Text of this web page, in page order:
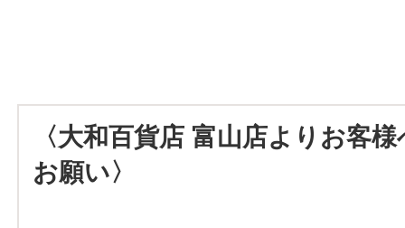
〈大和百貨店 富山店よりお客
お願い〉